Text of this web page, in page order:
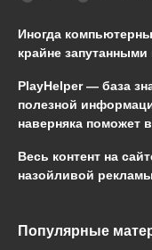
Иногда
крайне
PlayHelper — база
полезной
наверняка поможет
Весь контент на
назойливой
Популярные